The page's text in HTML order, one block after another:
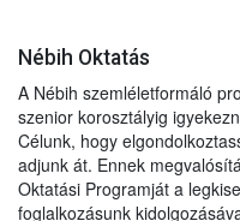
Nébih Oktatás
A Nébih szemléletformáló
szenior korosztályig
Célunk, hogy
adjunk át. Ennek
Oktatási Programját a
foglalkozásunk